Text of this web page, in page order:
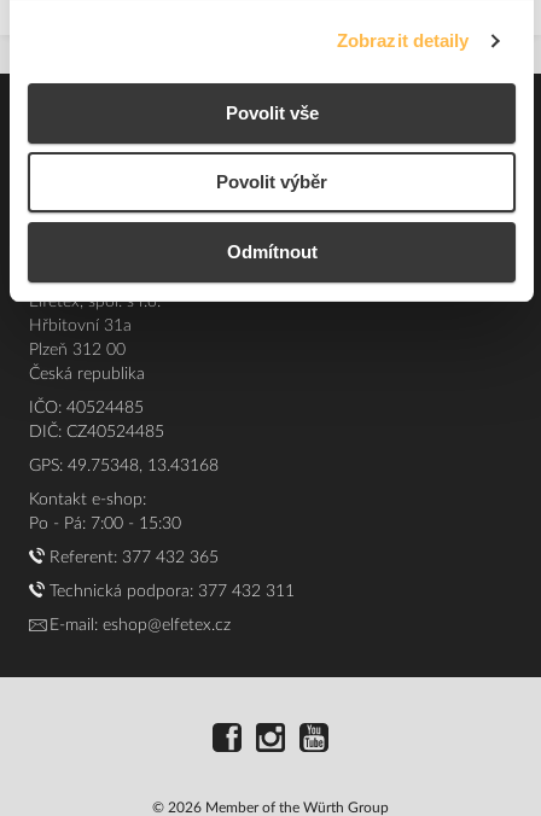
Zobrazit detaily
Povolit vše
Povolit výběr
Odmítnout
O nás
Elfetex, spol. s r.o.
Hřbitovní 31a
Plzeň 312 00
Česká republika
IČO: 40524485
DIČ: CZ40524485
GPS: 49.75348, 13.43168
Kontakt e-shop:
Po - Pá: 7:00 - 15:30
Referent: 377 432 365
Technická podpora: 377 432 311
E-mail: eshop@elfetex.cz
© 2026 Member of the Würth Group